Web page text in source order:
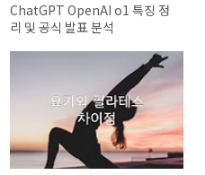
ChatGPT OpenAI o1 특징 정
리 및 공식 발표 분석